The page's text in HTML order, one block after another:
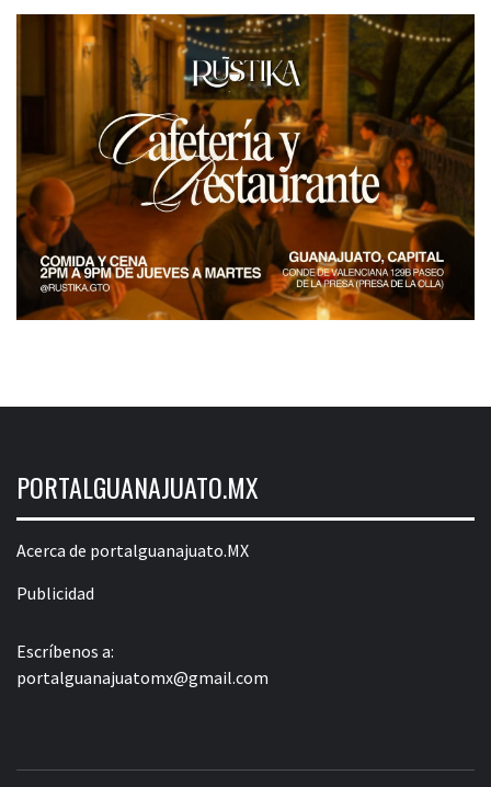
PORTALGUANAJUATO.MX
Acerca de portalguanajuato.MX
Publicidad
Escríbenos a:
portalguanajuatomx@gmail.com